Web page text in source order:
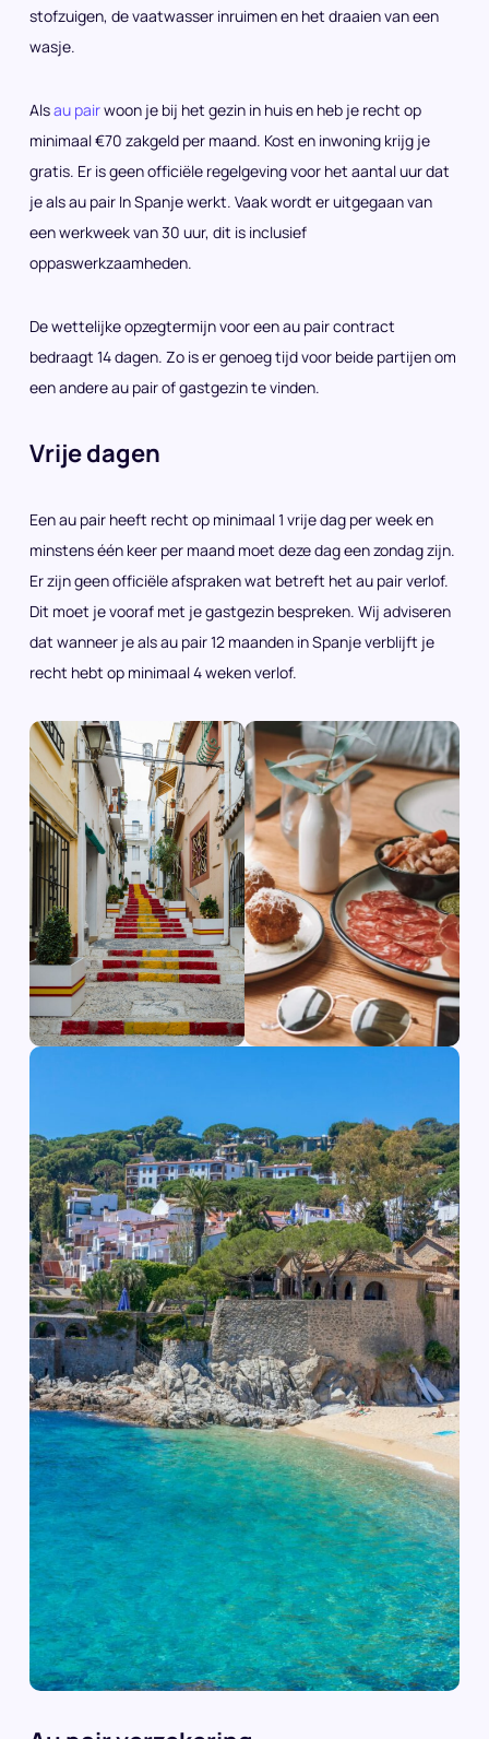
stofzuigen, de vaatwasser inruimen en het draaien van een
wasje.
Alsau pairwoon je bij het gezin in huis en heb je recht op
minimaal €70 zakgeld per maand. Kost en inwoning krijg je
gratis. Er is geen officiële regelgeving voor het aantal uur dat
je als au pair In Spanje werkt. Vaak wordt er uitgegaan van
een werkweek van 30 uur, dit is inclusief
oppaswerkzaamheden.
De wettelijke opzegtermijn voor een au pair contract
bedraagt 14 dagen. Zo is er genoeg tijd voor beide partijen om
een andere au pair of gastgezin te vinden.
Vrije dagen
Een au pair heeft recht op minimaal 1 vrije dag per week en
minstens één keer per maand moet deze dag een zondag zijn.
Er zijn geen officiële afspraken wat betreft het au pair verlof.
Dit moet je vooraf met je gastgezin bespreken. Wij adviseren
dat wanneer je als au pair 12 maanden in Spanje verblijft je
recht hebt op minimaal 4 weken verlof.